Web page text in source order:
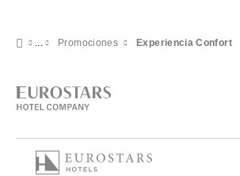
Promociones Experiencia Confort